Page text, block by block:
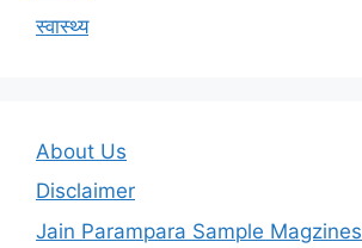
स्वास्थ्य
About Us
Disclaimer
Jain Parampara Sample Magzines